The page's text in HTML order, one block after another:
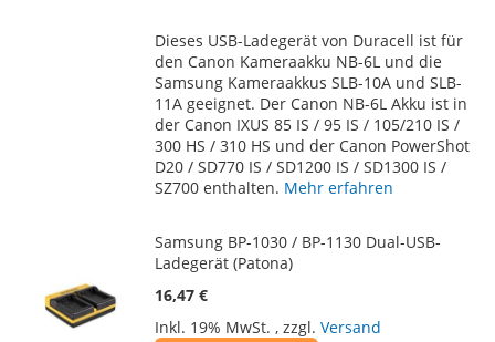
HINZUFÜGEN
HINZUFÜGEN
Dieses USB-Ladegerät von Duracell ist für
den Canon Kameraakku NB-6L und die
Samsung Kameraakkus SLB-10A und SLB-
11A geeignet. Der Canon NB-6L Akku ist in
der Canon IXUS 85 IS / 95 IS / 105/210 IS /
300 HS / 310 HS und der Canon PowerShot
D20 / SD770 IS / SD1200 IS / SD1300 IS /
SZ700 enthalten. Mehr erfahren
Samsung BP-1030 / BP-1130 Dual-USB-
Ladegerät (Patona)
16,47 €
Inkl. 19% MwSt. , zzgl. Versand